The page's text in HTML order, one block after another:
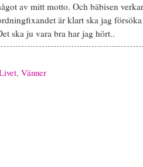
av mitt motto. Och bäbisen
är klart ska jag
ska ju vara bra har jag hört..
, Vänner